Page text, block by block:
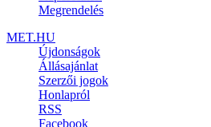
Megrendelés
MET.HU
Újdonságok
Állásajánlat
Szerzői jogok
Honlapról
RSS
Facebook